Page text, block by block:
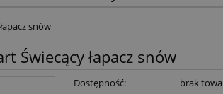
snów
Świecący łapacz snów
Dostępność: brak